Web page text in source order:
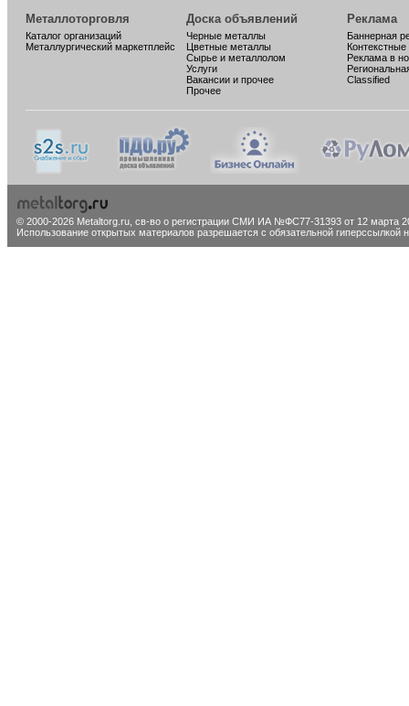
Металлоторговля
Каталог организаций
Металлургический маркетплейс
Доска объявлений
Черные металлы
Цветные металлы
Сырье и металлолом
Услуги
Вакансии и прочее
Прочее
Реклама
Баннерная
Реклама в
Classified
© 2000-2026 Metaltorg.ru, св-во о регистрации СМИ ИА №ФС77-31393 от 12 марта
Использование открытых материалов разрешается с обязательной гиперссылкой